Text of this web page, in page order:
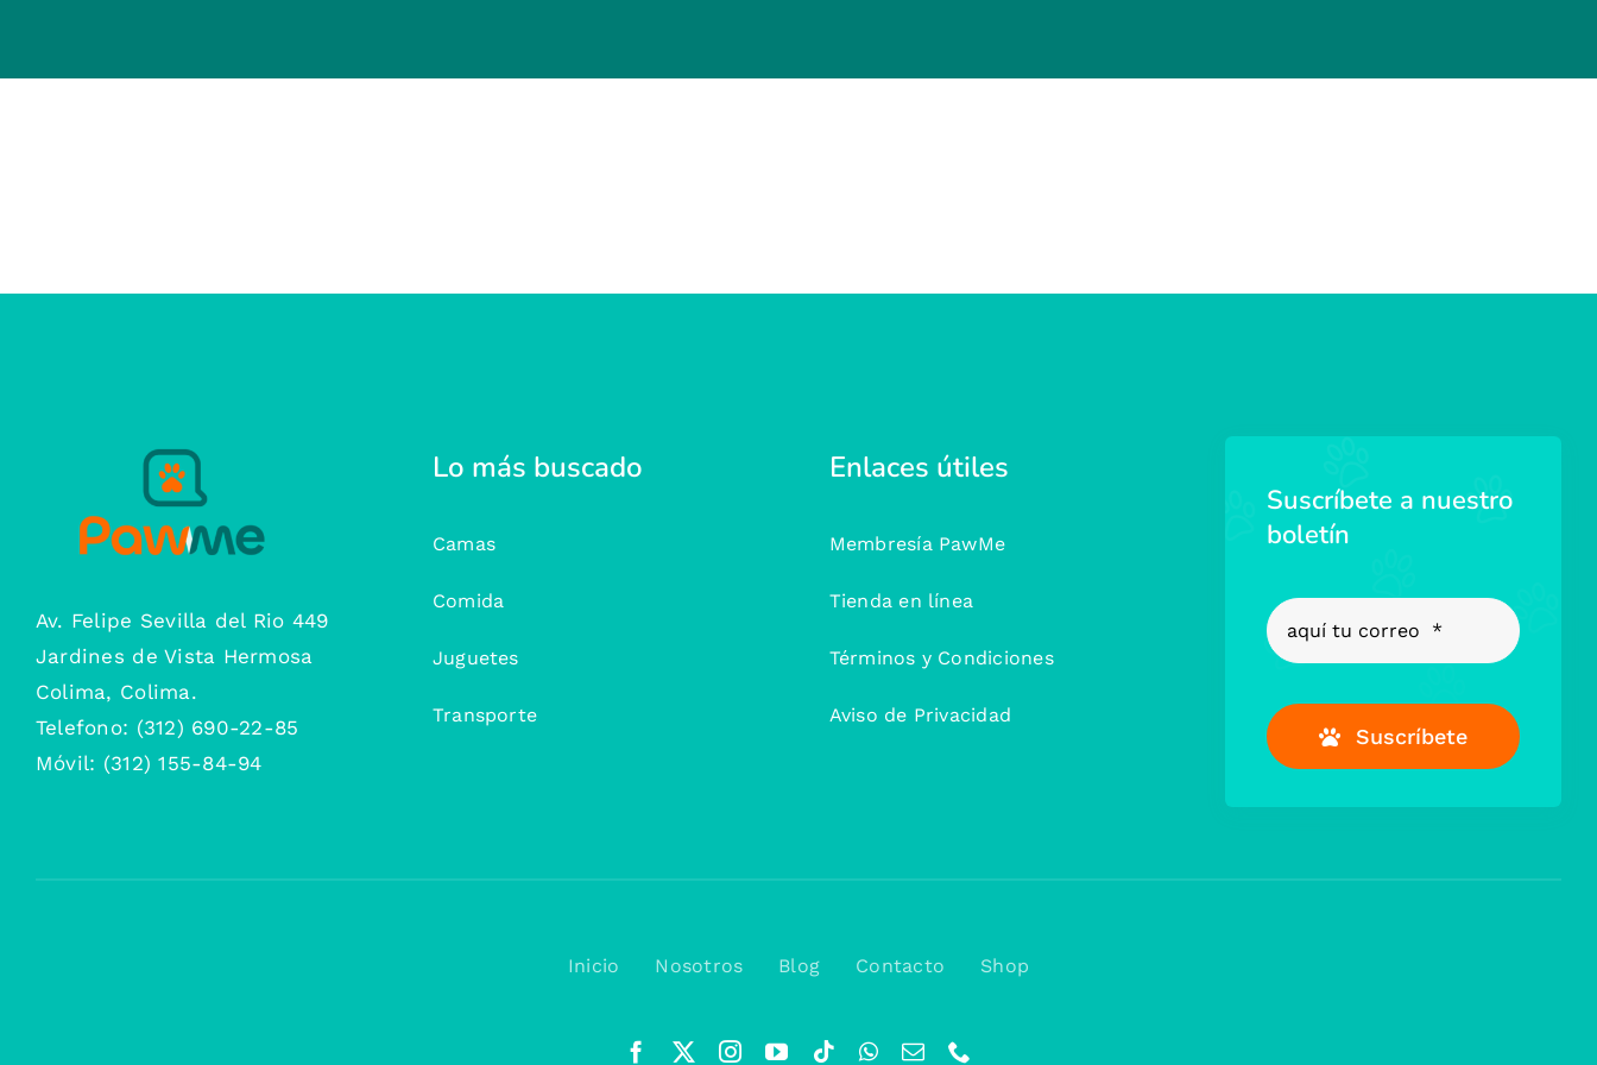
Av. Felipe Sevilla del Rio 449
Jardines de Vista Hermosa
Colima, Colima.
Telefono: (312) 690-22-85
Móvil: (312) 155-84-94
Lo más buscado
Camas
Comida
Juguetes
Transporte
Enlaces útiles
Membresía PawMe
Tienda en línea
Términos y Condiciones
Aviso de Privacidad
Suscríbete a nuestro
boletín
Suscríbete
Inicio Nosotros Blog Contacto Shop